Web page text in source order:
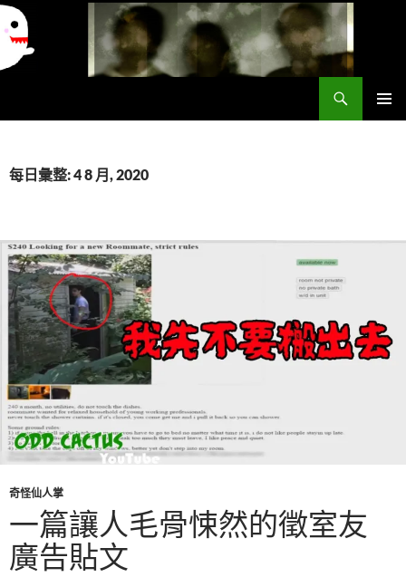
要
每日彙整: 4 8 月, 2020
奇怪仙人掌
一篇讓人毛骨悚然的徵室友
廣告貼文